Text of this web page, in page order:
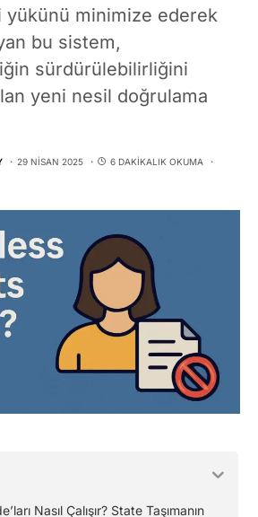
yükünü minimize ederek
bu sistem,
sürdürülebilirliğini
yeni nesil doğrulama
29 NISAN 2025 6 DAKIKALIK OKUMA
Nasıl Çalışır? State Taşımanın